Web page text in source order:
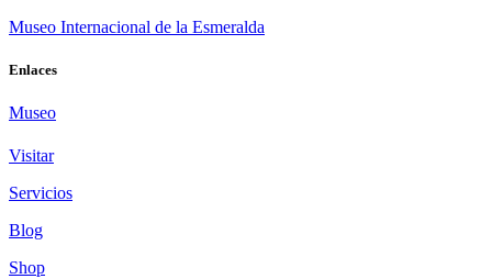
Museo Internacional de la Esmeralda
Enlaces
Museo
Visitar
Servicios
Blog
Shop